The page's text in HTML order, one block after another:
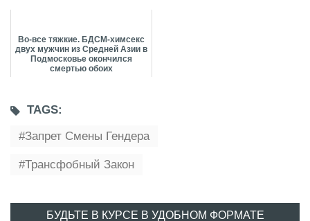
Во-все тяжкие. БДСМ-химсекс
двух мужчин из Средней Азии в
Подмосковье окончился
смертью обоих
TAGS:
Запрет Смены Гендера
Трансфобный Закон
БУДЬТЕ В КУРСЕ В УДОБНОМ ФОРМАТЕ